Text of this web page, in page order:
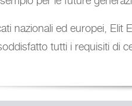
nazionali ed europei,
tutti i requisiti di